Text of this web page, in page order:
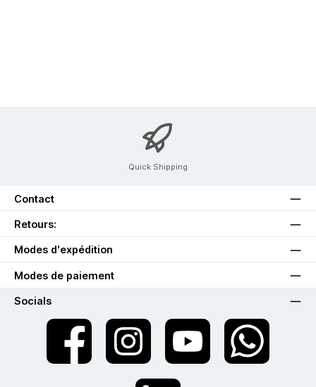
Quick Shipping
Contact
Retours:
Modes d'expédition
Modes de paiement
Socials
twt.widget.communities.facebook.name
twt.widget.communities.instagram.name